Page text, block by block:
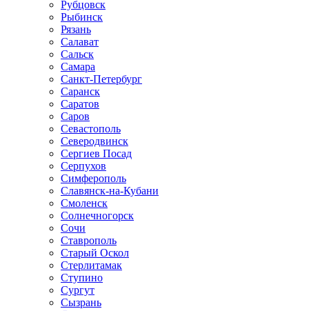
Рубцовск
Рыбинск
Рязань
Салават
Сальск
Самара
Санкт-Петербург
Саранск
Саратов
Саров
Севастополь
Северодвинск
Сергиев Посад
Серпухов
Симферополь
Славянск-на-Кубани
Смоленск
Солнечногорск
Сочи
Ставрополь
Старый Оскол
Стерлитамак
Ступино
Сургут
Сызрань